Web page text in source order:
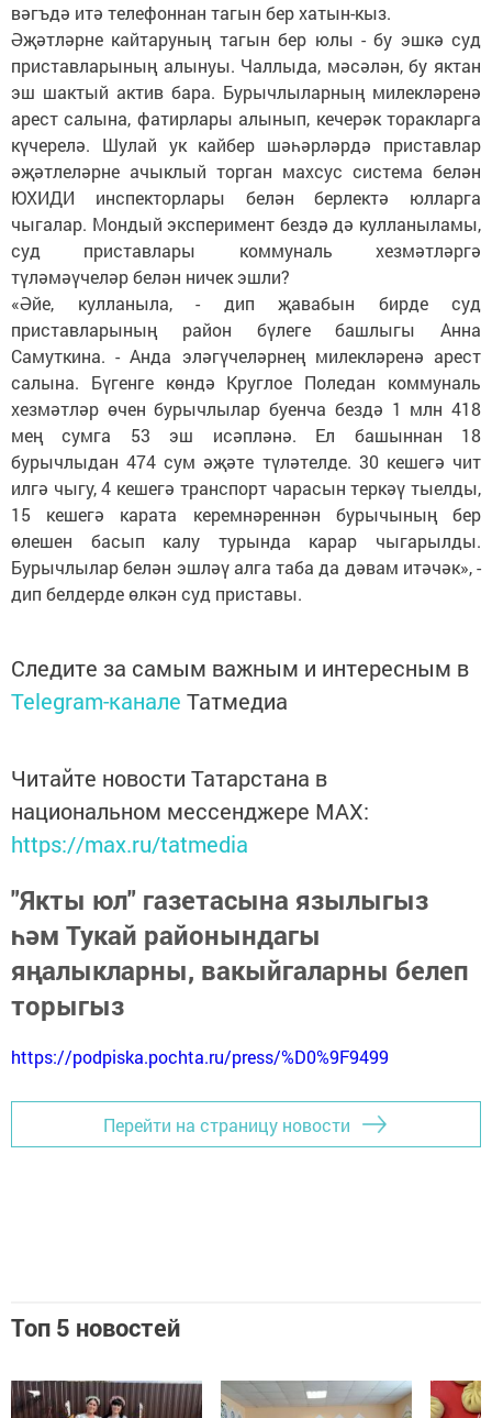
вәгъдә итә телефоннан тагын бер хатын-кыз.
Әҗәтләрне кайтаруның тагын бер юлы - бу эшкә суд
приставларының алынуы. Чаллыда, мәсәлән, бу яктан
эш шактый актив бара. Бурычлыларның милекләренә
арест салына, фатирлары алынып, кечерәк торакларга
күчерелә. Шулай ук кайбер шәһәрләрдә приставлар
әҗәтлеләрне ачыклый торган махсус система белән
ЮХИДИ инспекторлары белән берлектә юлларга
чыгалар. Мондый эксперимент бездә дә кулланыламы,
суд приставлары коммуналь хезмәтләргә
түләмәүчеләр белән ничек эшли?
«Әйе, кулланыла, - дип җавабын бирде суд
приставларының район бүлеге башлыгы Анна
Самуткина. - Анда эләгүчеләрнең милекләренә арест
салына. Бүгенге көндә Круглое Поледан коммуналь
хезмәтләр өчен бурычлылар буенча бездә 1 млн 418
мең сумга 53 эш исәпләнә. Ел башыннан 18
бурычлыдан 474 сум әҗәте түләтелде. 30 кешегә чит
илгә чыгу, 4 кешегә транспорт чарасын теркәү тыелды,
15 кешегә карата керемнәреннән бурычының бер
өлешен басып калу турында карар чыгарылды.
Бурычлылар белән эшләү алга таба да дәвам итәчәк», -
дип белдерде өлкән суд приставы.
Следите за самым важным и интересным в
Telegram-канале Татмедиа
Читайте новости Татарстана в
национальном мессенджере MАХ:
https://max.ru/tatmedia
"Якты юл" газетасына язылыгыз
һәм Тукай районындагы
яңалыкларны, вакыйгаларны белеп
торыгыз
https://podpiska.pochta.ru/press/%D0%9F9499
Перейти на страницу новости
Топ 5 новостей